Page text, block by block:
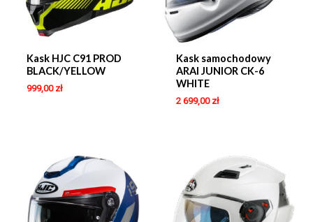
Kask HJC C91 PROD
BLACK/YELLOW
999,00 zł
Kask samochodowy
ARAI JUNIOR CK-6
WHITE
2 699,00 zł